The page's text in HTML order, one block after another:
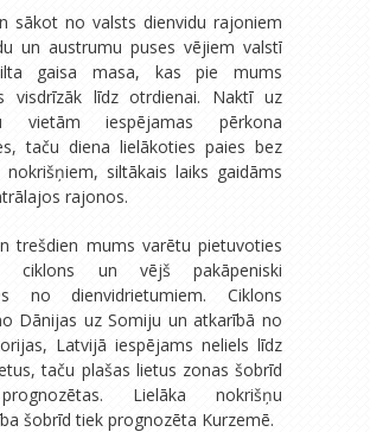
sākot no valsts dienvidu rajoniem
un austrumu puses vējiem valstī
gaisa masa, kas pie mums
visdrīzāk līdz otrdienai. Naktī uz
vietām iespējamas pērkona
taču diena lielākoties paies bez
nokrišņiem, siltākais laiks gaidāms
rajonos.
trešdien mums varētu pietuvoties
ciklons un vējš pakāpeniski
no dienvidrietumiem. Ciklons
Dānijas uz Somiju un atkarībā no
Latvijā iespējams neliels līdz
taču plašas lietus zonas šobrīd
Lielāka nokrišņu
šobrīd tiek prognozēta Kurzemē.